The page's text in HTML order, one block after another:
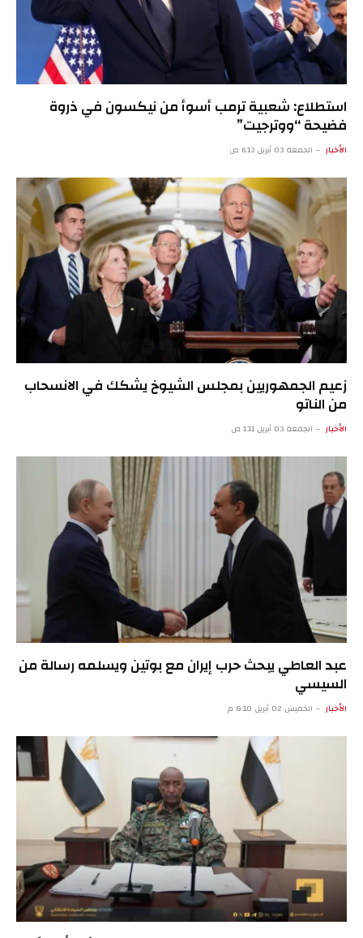
استطلاع: شعبية ترمب أسوأ من نيكسون في ذروة
فضيحة “ووترجيت”
الأخبار الجمعة 03 أبريل 6:13 ص
زعيم الجمهوريين بمجلس الشيوخ يشكك في الانسحاب
من الناتو
الأخبار الجمعة 03 أبريل 1:11 ص
عبد العاطي يبحث حرب إيران مع بوتين ويسلمه رسالة من
السيسي
الأخبار الخميس 02 أبريل 8:10 م